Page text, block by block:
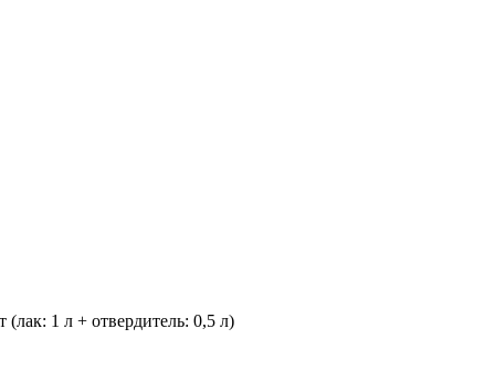
1 л + отвердитель: 0,5 л)